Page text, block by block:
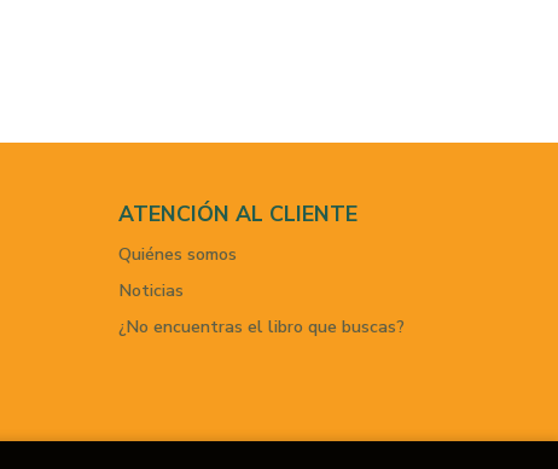
ATENCIÓN AL CLIENTE
Quiénes somos
Noticias
¿No encuentras el libro que buscas?